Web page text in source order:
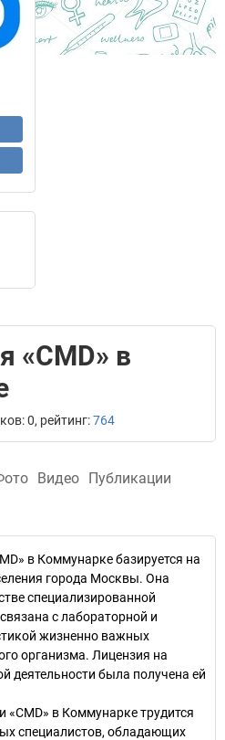
«CMD» в
0, рейтинг:764
Видео Публикации
в Коммунарке базируется на
города Москвы. Она
специализированной
с лабораторной и
жизненно важных
организма. Лицензия на
деятельности была получена ей
«CMD» в Коммунарке трудится
специалистов, обладающих